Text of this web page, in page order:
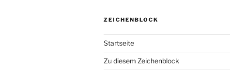
ZEICHENBLOCK
Startseite
Zu diesem Zeichenblock